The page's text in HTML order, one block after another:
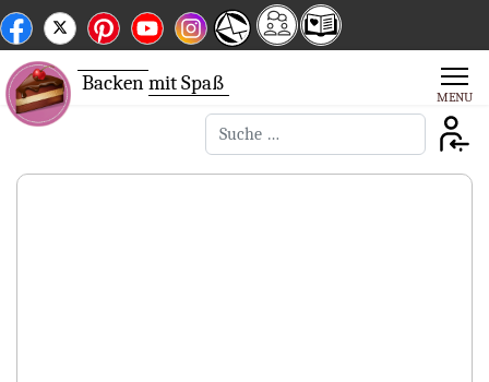
Backenmit Spaß
Suchen